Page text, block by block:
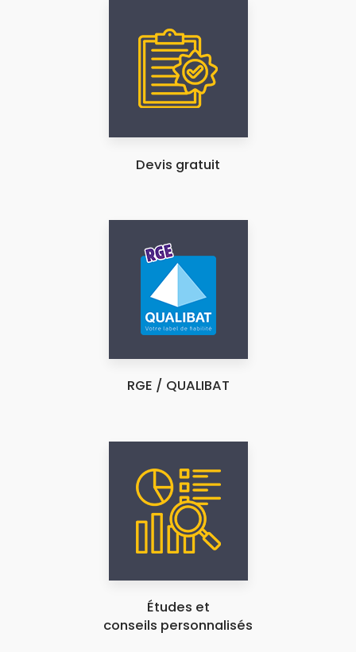
Devis gratuit
RGE / QUALIBAT
Études et
conseils personnalisés